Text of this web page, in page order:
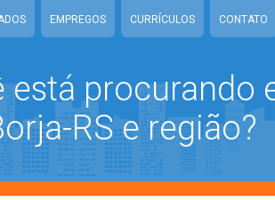
EMPREGOS CURRÍCULOS CONTATO
está procurando
RS e região?